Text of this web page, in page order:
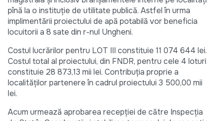
pînă la o instituție de utilitate publică. Astfel în urma
implimentării proiectului de apă potabilă vor beneficia
locuitorii a 8 sate din r-nul Ungheni.
Costul lucrărilor pentru LOT III constituie 11 074 644 lei.
Costul total al proiectului, din FNDR, pentru cele 4 loturi
constituie 28 873,13 mii lei. Contribuția proprie a
localităților partenere în cadrul proiectului 3 500,00 mii
lei.
Acum urmează aprobarea recepției de către Inspecția